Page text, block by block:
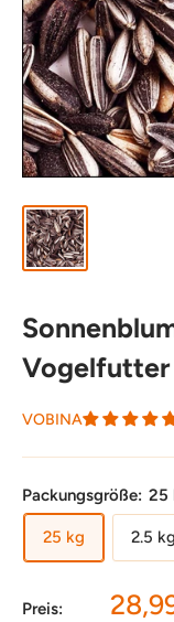
Vogelfutter
VOBINA
Packungsgröße: 25
25 kg 2.5
Preis: